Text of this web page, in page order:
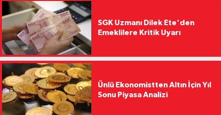
SGK Uzmanı Dilek Ete'den
Emeklilere Kritik Uyarı
Ünlü Ekonomistten Altın İçin Yıl
Sonu Piyasa Analizi